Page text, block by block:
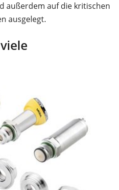
außerdem auf die kritischen
ausgelegt.